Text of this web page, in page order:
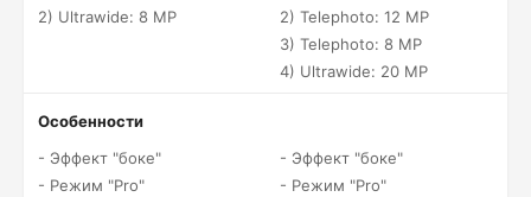
2) Ultrawide: 8 MP
2) Telephoto: 12 MP
3) Telephoto: 8 MP
4) Ultrawide: 20 MP
Особенности
- Эффект "боке"
- Режим "Pro"
- Эффект "боке"
- Режим "Pro"